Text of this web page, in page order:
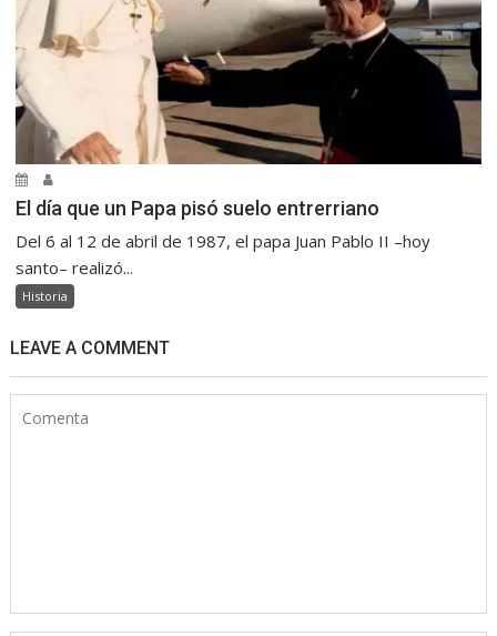
El día que un Papa pisó suelo entrerriano
Del 6 al 12 de abril de 1987, el papa Juan Pablo II –hoy
santo– realizó...
Historia
LEAVE A COMMENT